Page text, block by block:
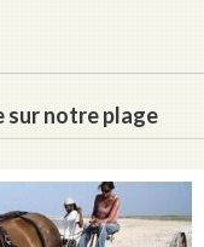
sur notre plage